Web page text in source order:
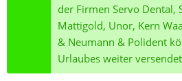
der Firmen Servo Dental,
Mattigold, Unor, Kern
& Neumann & Polident
Urlaubes weiter